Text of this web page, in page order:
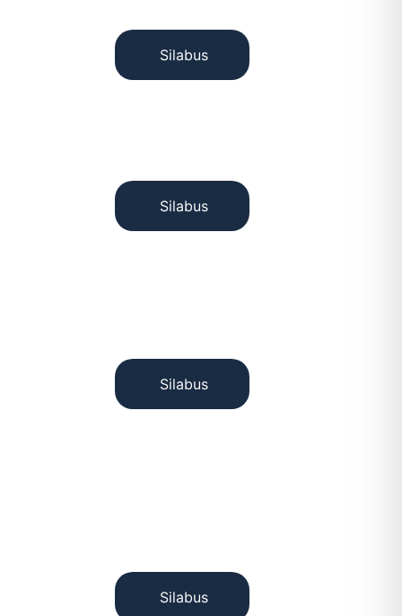
Silabus
Silabus
Silabus
Silabus